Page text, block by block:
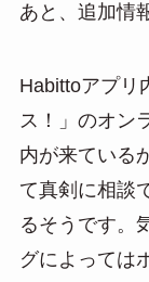
あと、追加情
Habittoアプリ
ス！」のオン
内が来ている
て真剣に相談
るそうです。
グによっては